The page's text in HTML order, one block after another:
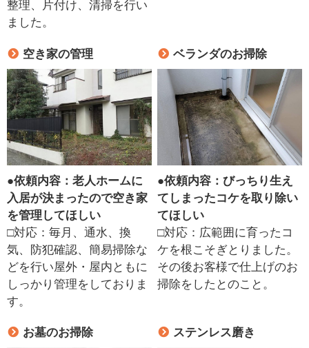
整理、片付け、清掃を行い
ました。
空き家の管理
●依頼内容：老人ホームに
入居が決まったので空き家
を管理してほしい
□対応：毎月、通水、換
気、防犯確認、簡易掃除な
どを行い屋外・屋内ともに
しっかり管理をしておりま
す。
ベランダのお掃除
●依頼内容：びっちり生え
てしまったコケを取り除い
てほしい
□対応：広範囲に育ったコ
ケを根こそぎとりました。
その後お客様で仕上げのお
掃除をしたとのこと。
お墓のお掃除 ステンレス磨き